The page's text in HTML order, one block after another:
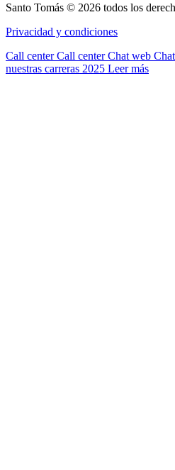
Santo Tomás © 2026 todos los
Privacidad y condiciones
Call center Call center Chat web
nuestras carreras 2025 Leer más